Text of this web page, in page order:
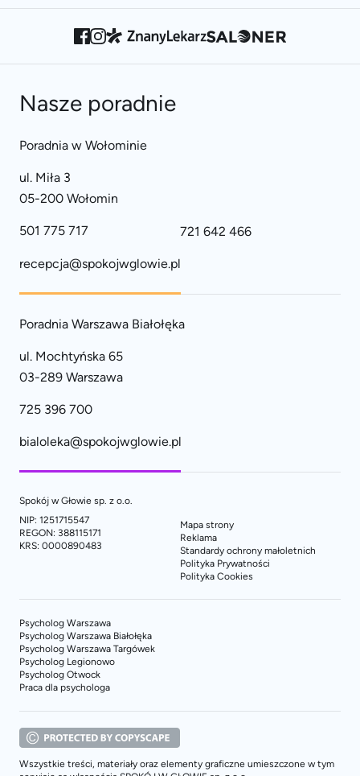
Nasze poradnie
Poradnia w Wołominie
ul. Miła 3
05-200 Wołomin
501 775 717 721 642 466
recepcja@spokojwglowie.pl
Poradnia Warszawa Białołęka
ul. Mochtyńska 65
03-289 Warszawa
725 396 700
bialoleka@spokojwglowie.pl
Spokój w Głowie sp. z o.o.
NIP: 1251715547
REGON: 388115171
KRS: 0000890483
Mapa strony
Reklama
Standardy ochrony małoletnich
Polityka Prywatności
Polityka Cookies
Psycholog Warszawa
Psycholog Warszawa Białołęka
Psycholog Warszawa Targówek
Psycholog Legionowo
Psycholog Otwock
Praca dla psychologa
Wszystkie treści, materiały oraz elementy graficzne umieszczone w tym